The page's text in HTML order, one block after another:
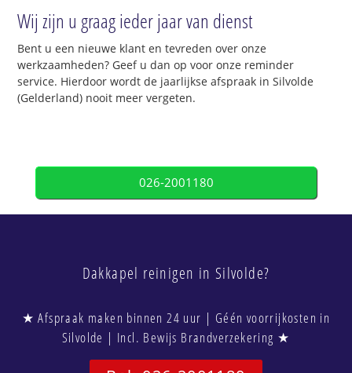
Wij zijn u graag ieder jaar van dienst
Bent u een nieuwe klant en tevreden over onze
werkzaamheden? Geef u dan op voor onze reminder
service. Hierdoor wordt de jaarlijkse afspraak in Silvolde
(Gelderland) nooit meer vergeten.
026-2001180
Dakkapel reinigen in Silvolde?
★ Afspraak maken binnen 24 uur | Géén voorrijkosten in
Silvolde | Incl. Bewijs Brandverzekering ★